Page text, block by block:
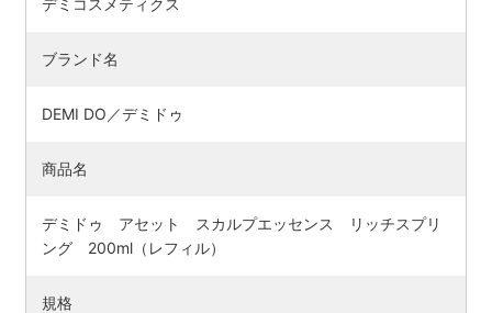
ブランド名
DEMI DO／デミドゥ
商品名
デミドゥ アセット スカルプエッセンス リッチスプリ
ング 200ml（レフィル）
規格